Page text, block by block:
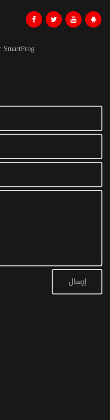
SmartProg